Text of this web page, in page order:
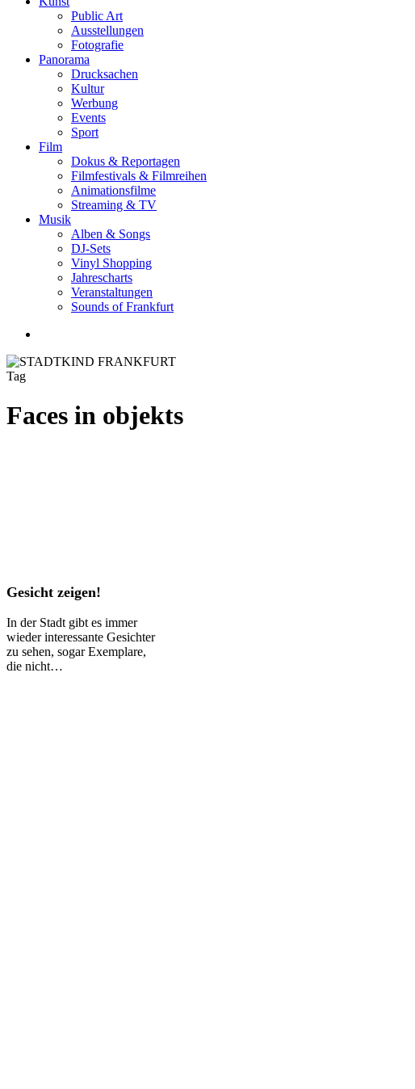
Public Art
Ausstellungen
Fotografie
Panorama
Drucksachen
Kultur
Werbung
Events
Sport
Film
Dokus & Reportagen
Filmfestivals & Filmreihen
Animationsfilme
Streaming & TV
Musik
Alben & Songs
DJ-Sets
Vinyl Shopping
Jahrescharts
Veranstaltungen
Sounds of Frankfurt
Tag
Faces in objekts
Gesicht
Gesicht zeigen!
In der Stadt gibt es immer
wieder interessante Gesichter
zu sehen, sogar Exemplare,
die nicht…